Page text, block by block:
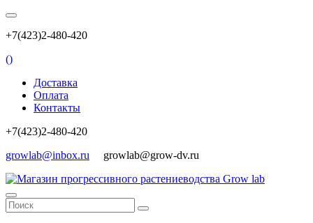
+7(423)2-480-420
()
Доставка
Оплата
Контакты
+7(423)2-480-420
growlab@inbox.ru growlab@grow-dv.ru